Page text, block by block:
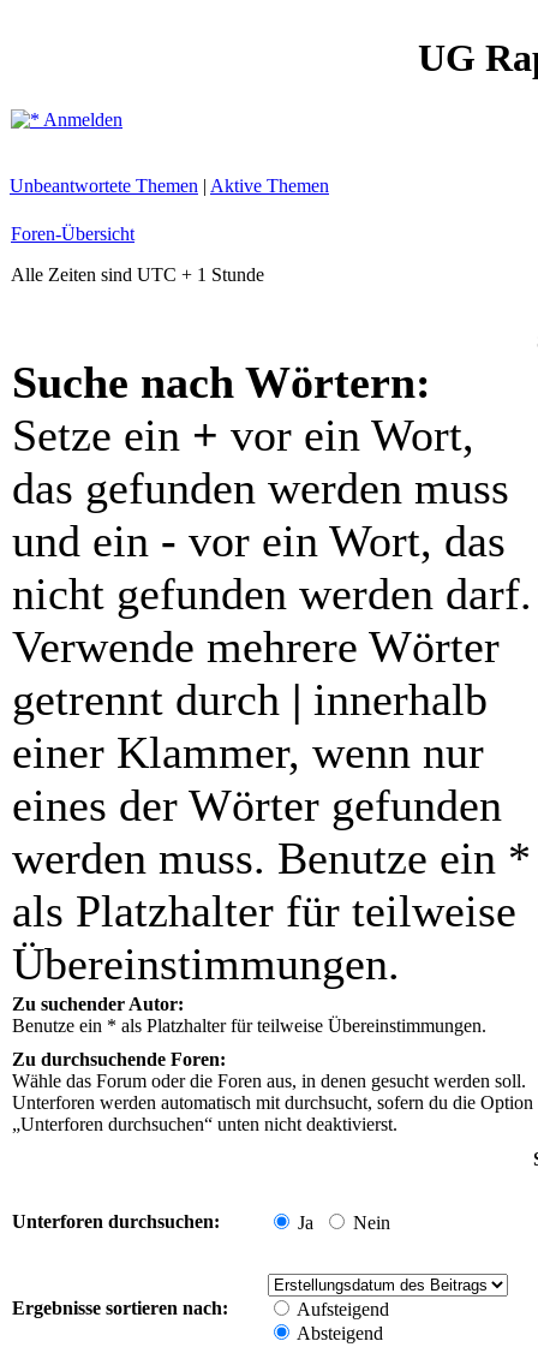
UG
Anmelden
Unbeantwortete Themen | Aktive Themen
Foren-Übersicht
Alle Zeiten sind UTC + 1 Stunde
Suche nach Wörtern:
Setze ein + vor ein Wort,
das gefunden werden muss
und ein - vor ein Wort, das
nicht gefunden werden darf.
Verwende mehrere Wörter
getrennt durch | innerhalb
einer Klammer, wenn nur
eines der Wörter gefunden
werden muss. Benutze ein *
als Platzhalter für teilweise
Übereinstimmungen.
Zu suchender Autor:
Benutze ein * als Platzhalter für teilweise Übereinstimmungen.
Zu durchsuchende Foren:
Wähle das Forum oder die Foren aus, in denen gesucht werden soll.
Unterforen werden automatisch mit durchsucht, sofern du die Option
„Unterforen durchsuchen“ unten nicht deaktivierst.
Unterforen durchsuchen: Ja Nein
Ergebnisse sortieren nach:
Aufsteigend
Absteigend